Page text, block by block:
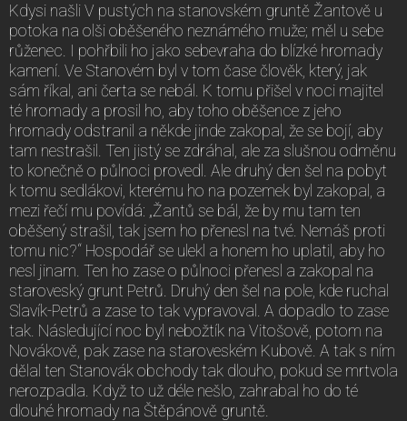
Kdysi našli V pustých na stanovském gruntě Žantově u
potoka na olši oběšeného neznámého muže; měl u sebe
růženec. I pohřbili ho jako sebevraha do blízké hromady
kamení. Ve Stanovém byl v tom čase člověk, který, jak
sám říkal, ani čerta se nebál. K tomu přišel v noci majitel
té hromady a prosil ho, aby toho oběšence z jeho
hromady odstranil a někde jinde zakopal, že se bojí, aby
tam nestrašil. Ten jistý se zdráhal, ale za slušnou odměnu
to konečně o půlnoci provedl. Ale druhý den šel na pobyt
k tomu sedlákovi, kterému ho na pozemek byl zakopal, a
mezi řečí mu povídá: „Žantů se bál, že by mu tam ten
oběšený strašil, tak jsem ho přenesl na tvé. Nemáš proti
tomu nic?“ Hospodář se ulekl a honem ho uplatil, aby ho
nesl jinam. Ten ho zase o půlnoci přenesl a zakopal na
staroveský grunt Petrů. Druhý den šel na pole, kde ruchal
Slavík-Petrů a zase to tak vypravoval. A dopadlo to zase
tak. Následující noc byl nebožtík na Vitošově, potom na
Novákově, pak zase na staroveském Kubově. A tak s ním
dělal ten Stanovák obchody tak dlouho, pokud se mrtvola
nerozpadla. Když to už déle nešlo, zahrabal ho do té
dlouhé hromady na Štěpánově gruntě.